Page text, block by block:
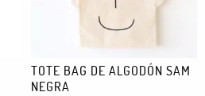
TOTE BAG DE ALGODÓN SAM
NEGRA